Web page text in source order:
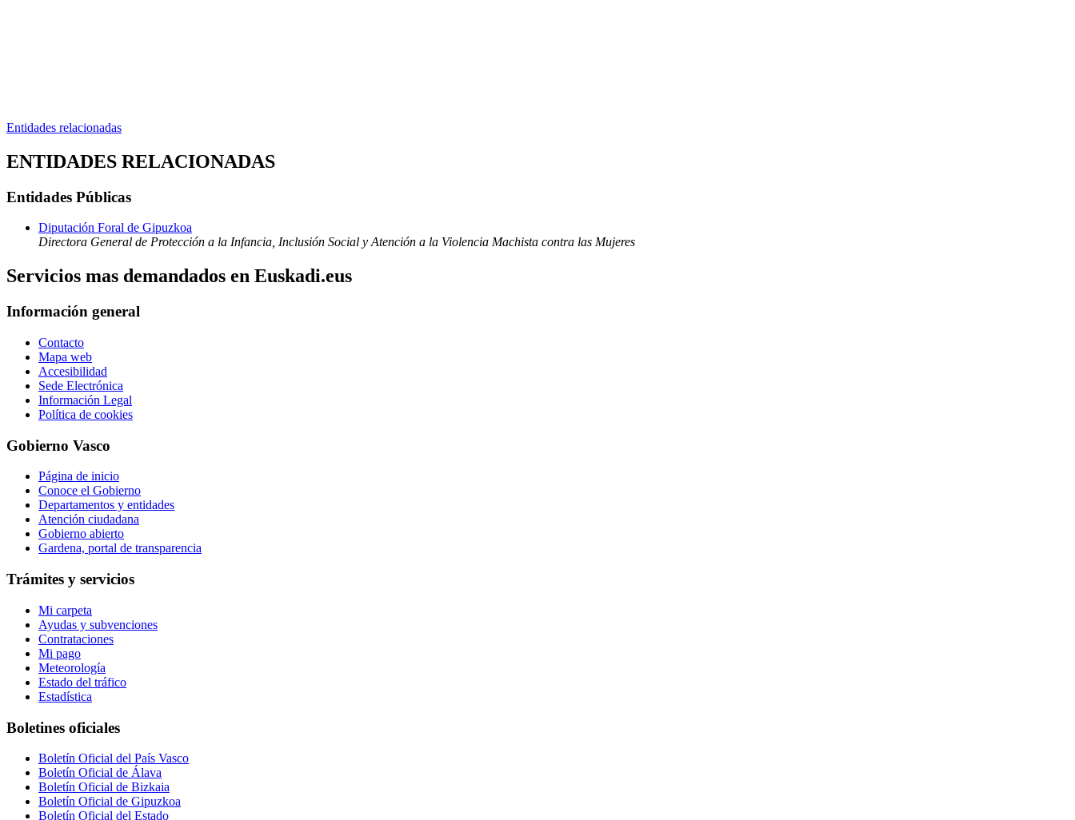
Entidades relacionadas
ENTIDADES RELACIONADAS
Entidades Públicas
Diputación Foral de Gipuzkoa
Directora General de Protección a la Infancia, Inclusión Social y Atención a la Violencia Machista contra las Mujeres
Servicios mas demandados en Euskadi.eus
Información general
Contacto
Mapa web
Accesibilidad
Sede Electrónica
Información Legal
Política de cookies
Gobierno Vasco
Página de inicio
Conoce el Gobierno
Departamentos y entidades
Atención ciudadana
Gobierno abierto
Gardena, portal de transparencia
Trámites y servicios
Mi carpeta
Ayudas y subvenciones
Contrataciones
Mi pago
Meteorología
Estado del tráfico
Estadística
Boletines oficiales
Boletín Oficial del País Vasco
Boletín Oficial de Álava
Boletín Oficial de Bizkaia
Boletín Oficial de Gipuzkoa
Boletín Oficial del Estado